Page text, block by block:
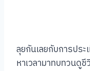
ลุยกันเลยกับการปร
หาเวลามาทบทวนดู